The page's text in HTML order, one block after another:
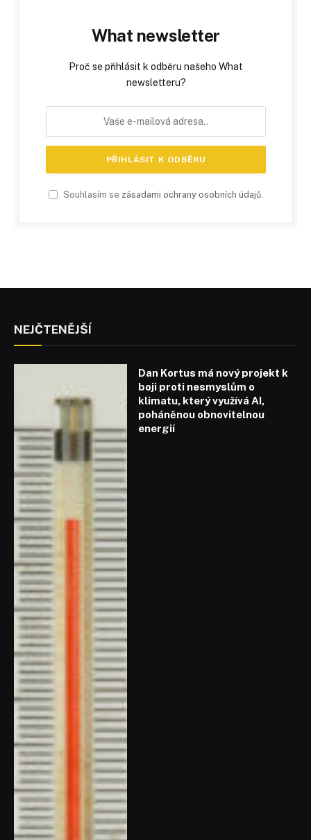
What newsletter
Proč se přihlásit k odběru našeho What
newsletteru?
Souhlasím se zásadami ochrany osobních údajů
NEJČTENĚJŠÍ
Dan Kortus má nový projekt k
boji proti nesmyslům o
klimatu, který využívá AI,
poháněnou obnovitelnou
energií